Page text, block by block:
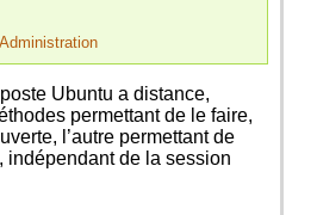
Administration
Ubuntu a distance,
permettant de le faire,
l’autre permettant de
indépendant de la session